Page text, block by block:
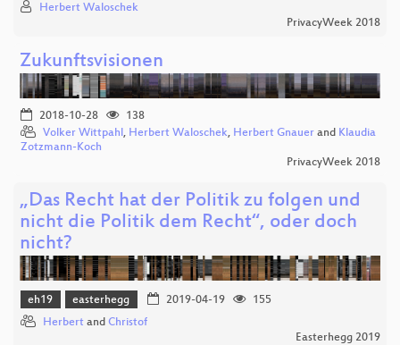
Herbert Waloschek
PrivacyWeek 2018
Zukunftsvisionen
2018-10-28
138
Volker Wittpahl, Herbert Waloschek, Herbert Gnauer and Klaudia
Zotzmann-Koch
PrivacyWeek 2018
„Das Recht hat der Politik zu folgen und
nicht die Politik dem Recht“, oder doch
nicht?
eh19 easterhegg 2019-04-19
155
Herbert and Christof
Easterhegg 2019